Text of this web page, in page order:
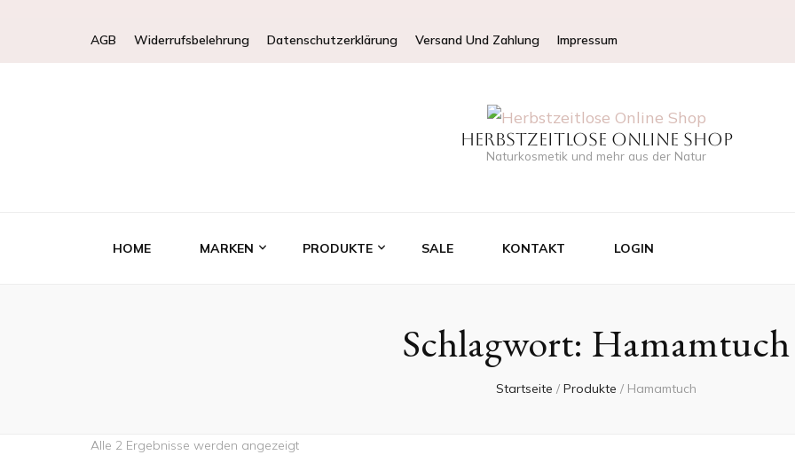
AGB Widerrufsbelehrung Datenschutzerklärung Versand Und Zahlung Impressum
Herbstzeitlose Online Shop
Naturkosmetik und mehr aus der Natur
HOME MARKEN PRODUKTE SALE KONTAKT LOGIN
Schlagwort: Hamamtuch
Startseite / Produkte / Hamamtuch
Alle 2 Ergebnisse werden angezeigtNach